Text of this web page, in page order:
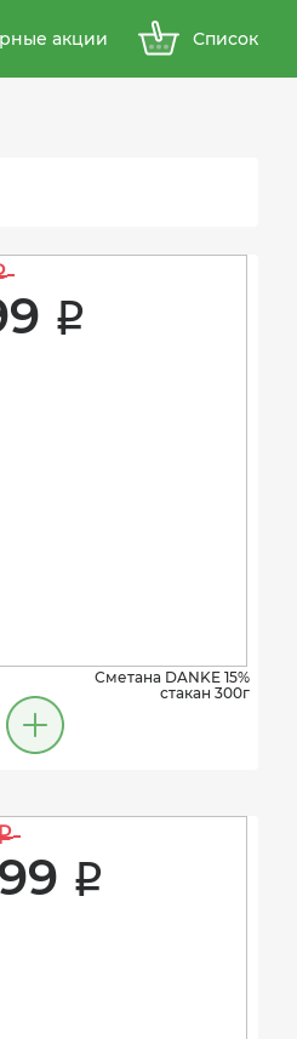
акции Список
i
Сметана DANKE 15%
стакан 300г
i